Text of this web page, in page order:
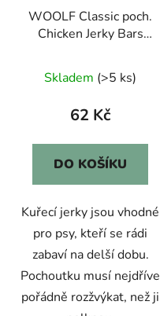
WOOLF Classic poch.
Chicken Jerky Bars
Skladem (>5 ks)
62 Kč
DO KOŠÍKU
Kuřecí jerky jsou vhodné
pro psy, kteří se rádi
zabaví na delší dobu.
Pochoutku musí nejdříve
pořádně rozžvýkat, než ji